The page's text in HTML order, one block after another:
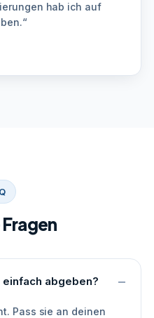
hab ich auf
abgeben?
Pass sie an deinen